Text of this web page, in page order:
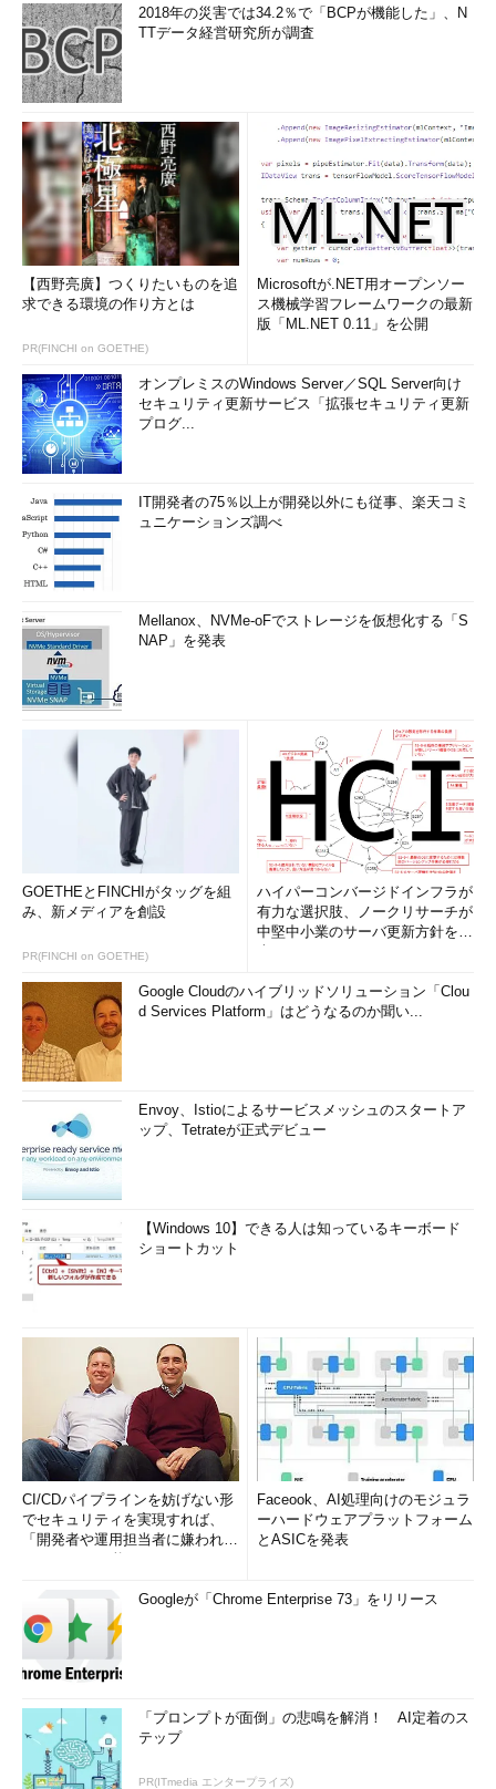
2018年の災害では34.2％で「BCPが機能した」、N
TTデータ経営研究所が調査
【西野亮廣】つくりたいものを追
求できる環境の作り方とは
PR(FINCHI on GOETHE)
Microsoftが.NET用オープンソー
ス機械学習フレームワークの最新
版「ML.NET 0.11」を公開
オンプレミスのWindows Server／SQL Server向け
セキュリティ更新サービス「拡張セキュリティ更新
プログ...
IT開発者の75％以上が開発以外にも従事、楽天コミ
ュニケーションズ調べ
Mellanox、NVMe-oFでストレージを仮想化する「S
NAP」を発表
GOETHEとFINCHIがタッグを組
み、新メディアを創設
PR(FINCHI on GOETHE)
ハイパーコンバージドインフラが
有力な選択肢、ノークリサーチが
中堅中小業のサーバ更新方針を調
Google Cloudのハイブリッドソリューション「Clou
d Services Platform」はどうなるのか聞い...
Envoy、Istioによるサービスメッシュのスタートア
ップ、Tetrateが正式デビュー
【Windows 10】できる人は知っているキーボード
ショートカット
CI/CDパイプラインを妨げない形
でセキュリティを実現すれば、
「開発者や運用担当者に嫌われな
Faceook、AI処理向けのモジュラ
ーハードウェアプラットフォーム
とASICを発表
Googleが「Chrome Enterprise 73」をリリース
「プロンプトが面倒」の悲鳴を解消！ AI定着のス
テップ
PR(ITmedia エンタープライズ)